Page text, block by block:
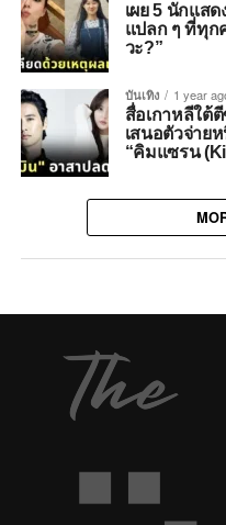
เผย 5 นักแส
แปลก ๆ ที่ทุก
วะ?”
บันเทิง 1 year
สื่อเกาหลีใต้
เสนอตัวจ่าย
“คิมแซรน